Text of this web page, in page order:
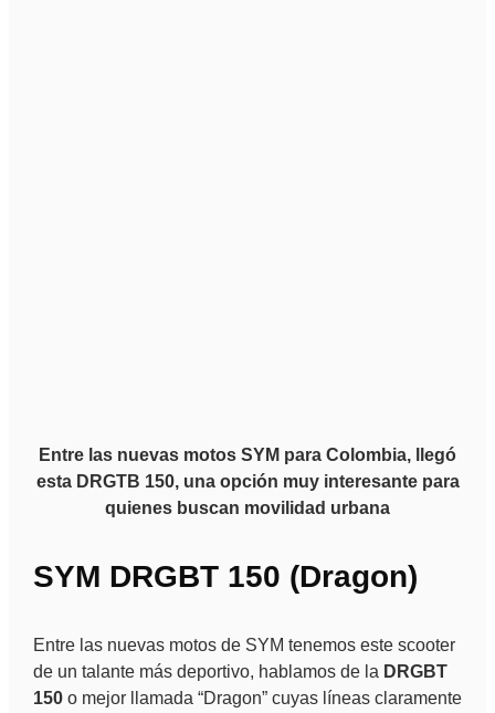
Entre las nuevas motos SYM para Colombia, llegó
esta DRGTB 150, una opción muy interesante para
quienes buscan movilidad urbana
SYM DRGBT 150 (Dragon)
Entre las nuevas motos de SYM tenemos este scooter
de un talante más deportivo, hablamos de la DRGBT
150o mejor llamada “Dragon” cuyas líneas claramente